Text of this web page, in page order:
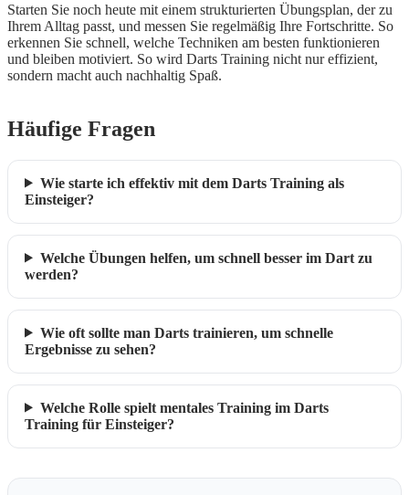
Starten Sie noch heute mit einem strukturierten Übungsplan, der zu
Ihrem Alltag passt, und messen Sie regelmäßig Ihre Fortschritte. So
erkennen Sie schnell, welche Techniken am besten funktionieren
und bleiben motiviert. So wird Darts Training nicht nur effizient,
sondern macht auch nachhaltig Spaß.
Häufige Fragen
Wie starte ich effektiv mit dem Darts Training als
Einsteiger?
Welche Übungen helfen, um schnell besser im Dart zu
werden?
Wie oft sollte man Darts trainieren, um schnelle
Ergebnisse zu sehen?
Welche Rolle spielt mentales Training im Darts
Training für Einsteiger?